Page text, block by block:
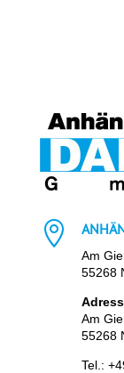

Am
55268
Am
55268
Tel.: